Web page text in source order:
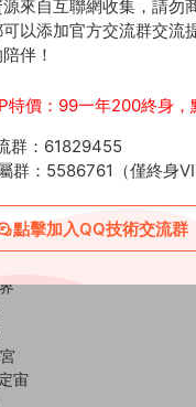
宙
來自互聯網收集，請勿
以添加官方交流群交流
伴！
特價：99一年200終身，
群：61829455
群：5586761（僅終身
點擊加入QQ技術交流群